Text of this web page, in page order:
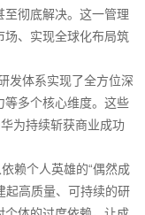
彻底解决。这一管理
场、实现全球化布局筑
体系实现了全方位深
等多个核心维度。这些
为持续斩获商业成功
赖个人英雄的“偶然成
起高质量、可持续的研